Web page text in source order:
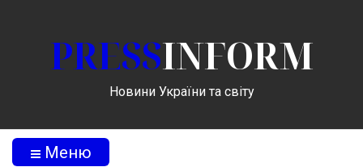
PRESSINFORM
Новини України та світу
Меню